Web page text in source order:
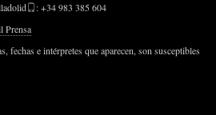
: +34 983 385 604
Prensa
fechas e intérpretes que aparecen, son susceptibles